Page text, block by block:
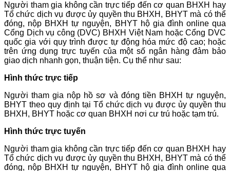
Người tham gia không cần trực tiếp đến cơ quan BHXH hay
Tổ chức dịch vụ được ủy quyền thu BHXH, BHYT mà có thể
đóng, nộp BHXH tự nguyện, BHYT hộ gia đình online qua
Cổng Dịch vụ công (DVC) BHXH Việt Nam hoặc Cổng DVC
quốc gia với quy trình được tự động hóa mức độ cao; hoặc
trên ứng dụng trực tuyến của một số ngân hàng đảm bảo
giao dịch nhanh gọn, thuận tiện. Cụ thể như sau:
Hình thức trực tiếp
Người tham gia nộp hồ sơ và đóng tiền BHXH tự nguyện,
BHYT theo quy định tại Tổ chức dịch vụ được ủy quyền thu
BHXH, BHYT hoặc cơ quan BHXH nơi cư trú hoặc tạm trú.
Hình thức trực tuyến
Người tham gia không cần trực tiếp đến cơ quan BHXH hay
Tổ chức dịch vụ được ủy quyền thu BHXH, BHYT mà có thể
đóng, nộp BHXH tự nguyện, BHYT hộ gia đình online qua